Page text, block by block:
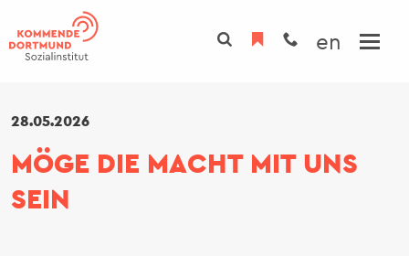
zum
Inhalt
en
INSTITUT
Übersicht
Über uns
TAGUNGSHAUS
Übersicht
PROGRAMM
PROJEKTE
28.05.2026
MÖGE DIE MACHT MIT UNS
SEIN